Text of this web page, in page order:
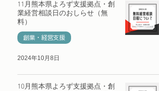
11月熊本県よろず支援拠点・創
業経営相談日のおしらせ（無
料）
創業・経営支援
2024年10月8日
10月熊本県よろず支援拠点・創